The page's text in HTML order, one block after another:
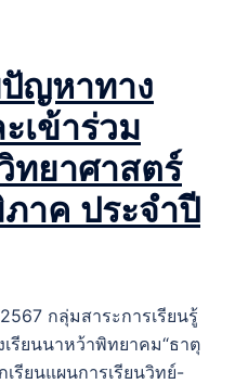
ญหาทาง
เข้าร่วม
ทยาศาสตร์
าค ประจำปี
กลุ่มสาระการเรียนรู้
รียนนาหว้าพิทยาคม“ธาตุ
รียนแผนการเรียนวิทย์-